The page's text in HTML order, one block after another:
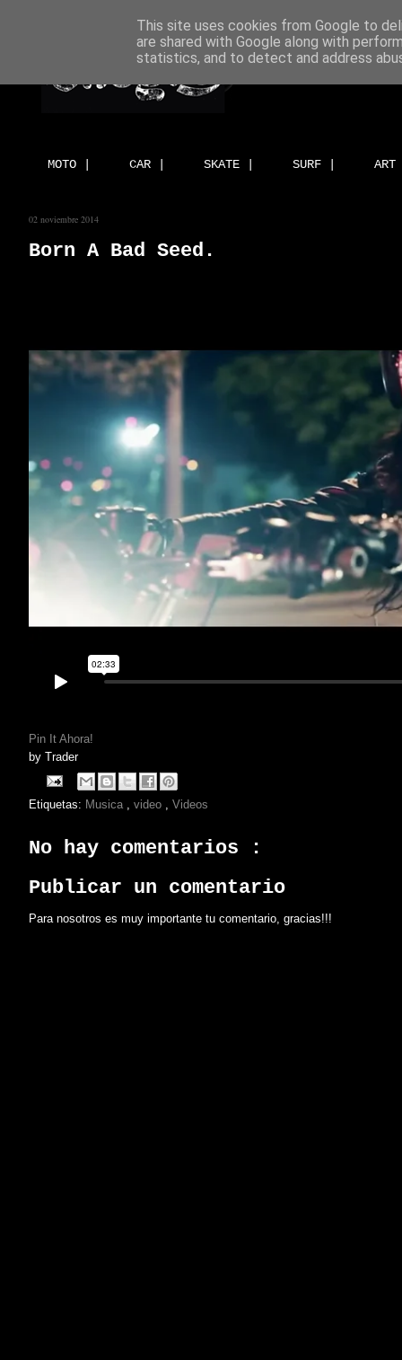
MOTO | CAR | SKATE | SURF |
02 noviembre 2014
Born A Bad Seed.
Pin It Ahora!
by Trader
Etiquetas: Musica video Videos
No hay comentarios :
Publicar un comentario
Para nosotros es muy importante tu comentario, gracias!!!
This site uses cookies from Google to
are shared with Google along with
statistics, and to detect and address